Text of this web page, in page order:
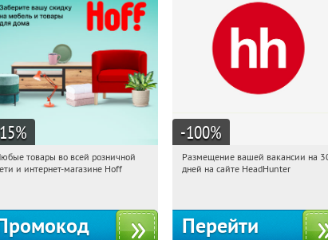
%
11:17:30 Получили:
товары во всей розничной
и интернет-магазине Hoff
-100%
11:17:30
Размещение вашей вакансии на
дней на сайте HeadHunter
Перейти